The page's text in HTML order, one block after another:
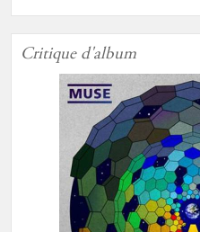
Critique d'album